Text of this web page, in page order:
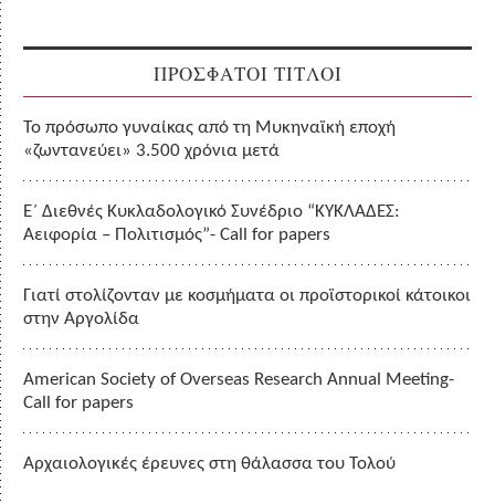
ΠΡΟΣΦΑΤΟΙ ΤΙΤΛΟΙ
Το πρόσωπο γυναίκας από τη Μυκηναϊκή εποχή
«ζωντανεύει» 3.500 χρόνια μετά
Ε΄ Διεθνές Κυκλαδολογικό Συνέδριο “ΚΥΚΛΑΔΕΣ:
Αειφορία – Πολιτισμός”- Call for papers
Γιατί στολίζονταν με κοσμήματα οι προϊστορικοί κάτοικοι
στην Αργολίδα
American Society of Overseas Research Annual Meeting-
Call for papers
Αρχαιολογικές έρευνες στη θάλασσα του Τολού